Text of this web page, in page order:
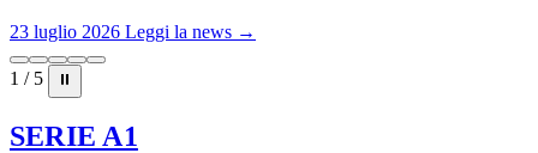
23 luglio 2026 Leggi la news →
1 / 5 ⏸
SERIE A1